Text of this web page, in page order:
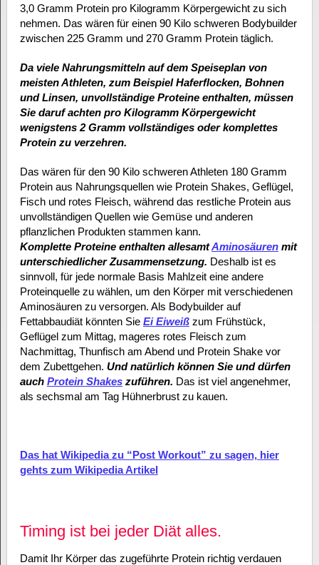
3,0 Gramm Protein pro Kilogramm Körpergewicht zu sich
nehmen. Das wären für einen 90 Kilo schweren Bodybuilder
zwischen 225 Gramm und 270 Gramm Protein täglich.
Da viele Nahrungsmitteln auf dem Speiseplan von
meisten Athleten, zum Beispiel Haferflocken, Bohnen
und Linsen, unvollständige Proteine enthalten, müssen
Sie daruf achten pro Kilogramm Körpergewicht
wenigstens 2 Gramm vollständiges oder komplettes
Protein zu verzehren.
Das wären für den 90 Kilo schweren Athleten 180 Gramm
Protein aus Nahrungsquellen wie Protein Shakes, Geflügel,
Fisch und rotes Fleisch, während das restliche Protein aus
unvollständigen Quellen wie Gemüse und anderen
pflanzlichen Produkten stammen kann.
Komplette Proteine enthalten allesamtAminosäurenmit
unterschiedlicher Zusammensetzung. Deshalb ist es
sinnvoll, für jede normale Basis Mahlzeit eine andere
Proteinquelle zu wählen, um den Körper mit verschiedenen
Aminosäuren zu versorgen. Als Bodybuilder auf
Fettabbaudiät könnten Sie Ei Eiweißzum Frühstück,
Geflügel zum Mittag, mageres rotes Fleisch zum
Nachmittag, Thunfisch am Abend und Protein Shake vor
dem Zubettgehen. Und natürlich können Sie und dürfen
auch Protein Shakeszuführen. Das ist viel angenehmer,
als sechsmal am Tag Hühnerbrust zu kauen.
Das hat Wikipedia zu “Post Workout” zu sagen, hier
gehts zum Wikipedia Artikel
Timing ist bei jeder Diät alles.
Damit Ihr Körper das zugeführte Protein richtig verdauen